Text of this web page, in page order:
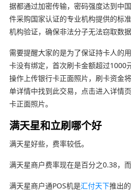
据都通过加密传输，密码强度达到中
件采购国家认证的专业机构提供的标
机构验证，确保非法分子无法窃取数据
需要提醒大家的是为了保证持卡人的
卡没有绑定，首次刷卡金额超过1000
操作上传银行卡正面照片，刷卡资金
单详情中找到此交易，点击进入详情
卡正面照片。
满天星和立刷哪个好
满天星好些，费率较低。
满天星商户费率现在是百分之0.38，
满天星商户通POS机是汇付天下推出